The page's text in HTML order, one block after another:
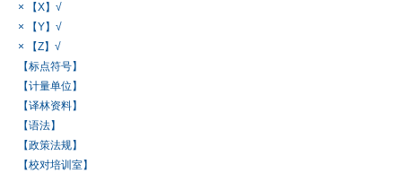
× 【X】√
× 【Y】√
× 【Z】√
【标点符号】
【计量单位】
【译林资料】
【语法】
【政策法规】
【校对培训室】